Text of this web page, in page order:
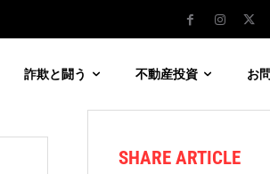
詐欺と闘う 不動産投資 お
SHARE ARTICLE